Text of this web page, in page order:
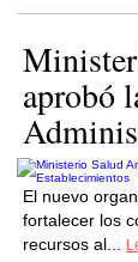
aprobó
El nuevo
fortalecer los
recursos al...